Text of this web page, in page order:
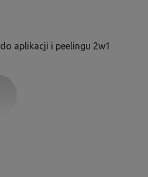
aplikacji i peelingu 2w1